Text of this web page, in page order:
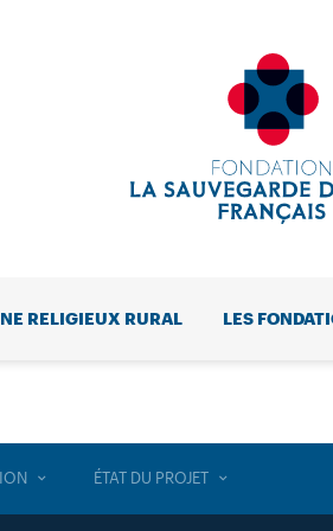
RELIGIEUX RURAL LES
ÉTAT DU PROJET